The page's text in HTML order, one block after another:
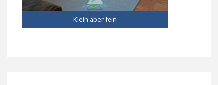
Klein aber fein